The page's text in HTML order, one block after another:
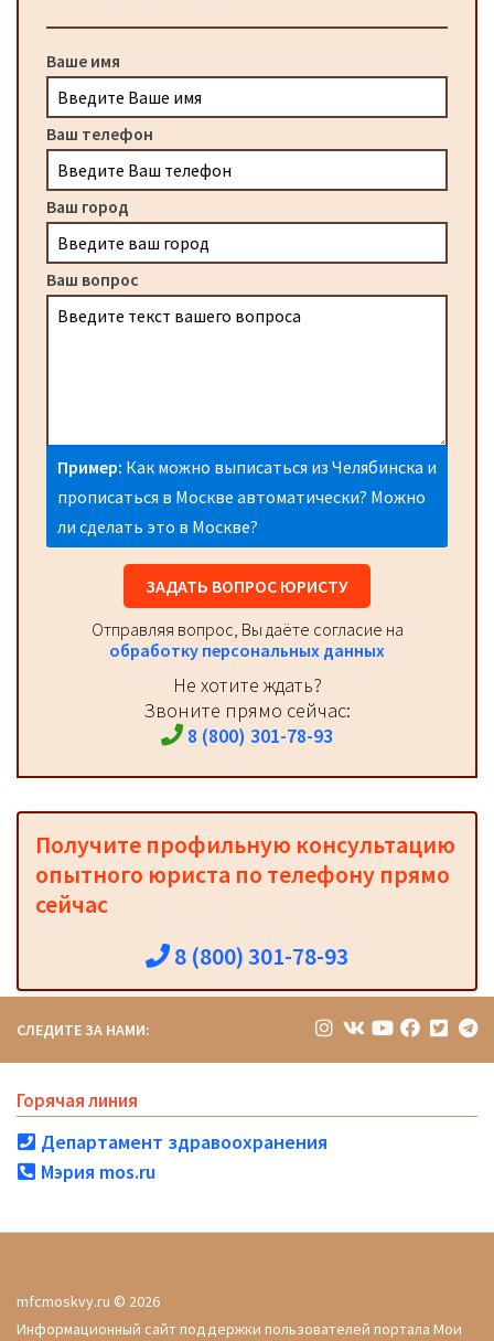
Ваше имя
Ваш телефон
Ваш город
Ваш вопрос
Пример: Как можно выписаться из Челябинска и
прописаться в Москве автоматически? Можно
ли сделать это в Москве?
ЗАДАТЬ ВОПРОС ЮРИСТУ
Отправляя вопрос, Вы даёте согласие на
обработку персональных данных
Не хотите ждать?
Звоните прямо сейчас:
8 (800) 301-78-93
Получите профильную консультацию
опытного юриста по телефону прямо
сейчас
8 (800) 301-78-93
СЛЕДИТЕ ЗА НАМИ:
Горячая линия
Департамент здравоохранения
Мэрия mos.ru
mfcmoskvy.ru © 2026
Информационный сайт поддержки пользователей портала Мои